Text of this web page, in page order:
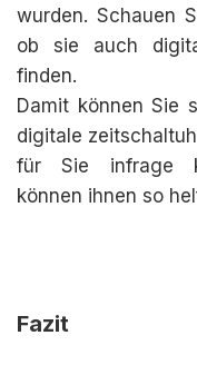
wurden. Schauen
ob sie auch
finden.
Damit können Sie
digitale
für Sie infrage
können ihnen so
Fazit